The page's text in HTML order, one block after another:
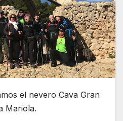
el nevero Cava Gran
Mariola.